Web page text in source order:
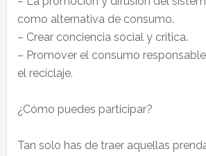
como alternativa de consumo.
– Crear conciencia social y critica.
– Promover el consumo
el reciclaje.
¿Cómo puedes participar?
Tan solo has de traer aquellas